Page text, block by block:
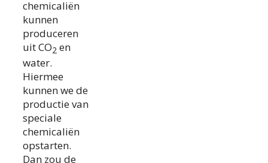
chemicaliën
kunnen
produceren
uit CO2 en
water.
Hiermee
kunnen we de
productie van
speciale
chemicaliën
opstarten.
Dan zou de